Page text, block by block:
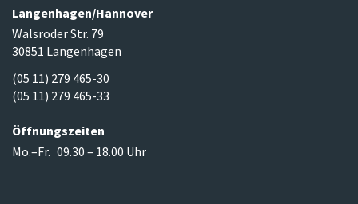
Langenhagen/​Hannover
Walsroder Str. 79
30851 Langenhagen
(05 11) 279 465-30
(05 11) 279 465-33
Öffnungszeiten
Mo.–Fr. 09.30 – 18.00 Uhr